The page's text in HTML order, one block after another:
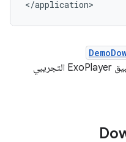
في تطبيق ExoPlayer التجريبي